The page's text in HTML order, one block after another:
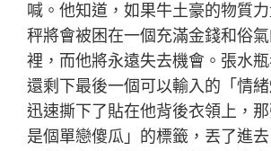
喊。他知道，如果牛土豪的物質
秤將會被困在一個充滿金錢和俗
裡，而他將永遠失去機會。張水瓶
還剩下最後一個可以輸入的「情
迅速撕下了貼在他背後衣領上，
是個單戀傻瓜」的標籤，丟了進